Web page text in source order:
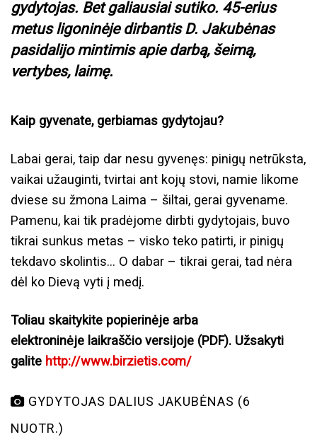
gydytojas. Bet galiausiai sutiko. 45-erius
metus ligoninėje dirbantis D. Jakubėnas
pasidalijo mintimis apie darbą, šeimą,
vertybes, laimę.
Kaip gyvenate, gerbiamas gydytojau?
Labai gerai, taip dar nesu gyvenęs: pinigų netrūksta,
vaikai užauginti, tvirtai ant kojų stovi, namie likome
dviese su žmona Laima – šiltai, gerai gyvename.
Pamenu, kai tik pradėjome dirbti gydytojais, buvo
tikrai sunkus metas – visko teko patirti, ir pinigų
tekdavo skolintis... O dabar – tikrai gerai, tad nėra
dėl ko Dievą vyti į medį.
Toliau skaitykite popierinėje arba
elektroninėje laikraščio versijoje (PDF). Užsakyti
galite http://www.birzietis.com/
GYDYTOJAS DALIUS JAKUBĖNAS (6
NUOTR.)